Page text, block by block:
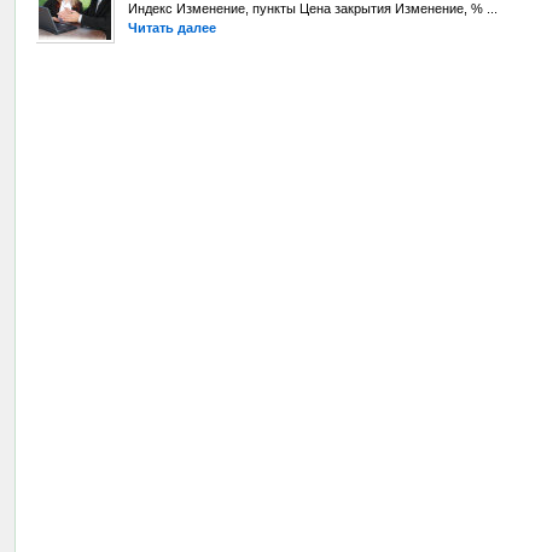
Индекс Изменение, пункты Цена закрытия Изменение, % ...
Читать далее